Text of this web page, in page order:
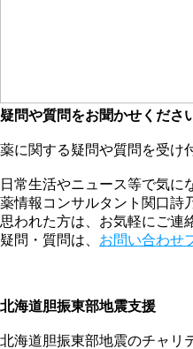
疑問や質問をお聞かせくださ
薬に関する疑問や質問を受け
日常生活やニュース等で気に
薬情報コンサルタント関口詩
思われた方は、お気軽にご連
疑問・質問は、 お問い合わせ
北海道胆振東部地震支援
北海道胆振東部地震のチャリ